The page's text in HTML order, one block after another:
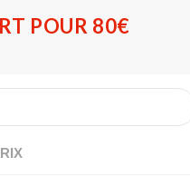
POUR 80€